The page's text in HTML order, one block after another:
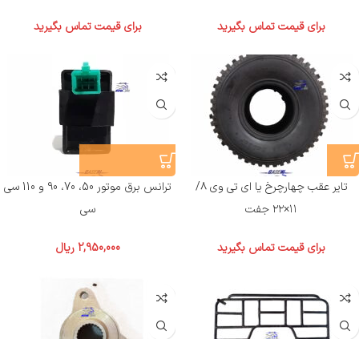
برای قیمت تماس بگیرید برای قیمت تماس بگیرید
تایر عقب چهارچرخ یا ای تی وی ۸/
۱۱×۲۲ جفت
برای قیمت تماس بگیرید
ترانس برق موتور 50، 70، 90 و 110 سی
سی
2,950,000 ریال